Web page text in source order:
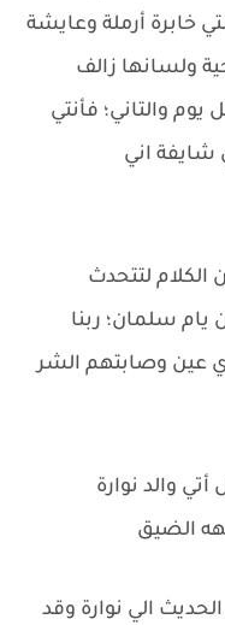
خابرة أرملة وعايشة
ولسانها زالف
والتاني؛ فأنتي
شايفة اني
الكلام لتتحدث
يام سلمان؛ ربنا
عين وصابتهم الشر
والد نوارة
الضيق
الي نوارة وقد